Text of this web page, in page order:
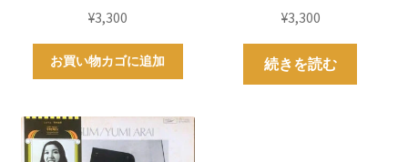
¥3,300
お買い物カゴに追加
¥3,300
続きを読む